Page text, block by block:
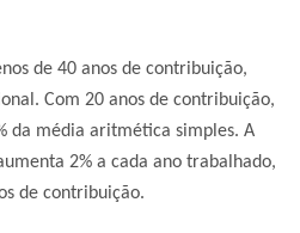
de 40 anos de contribuição,
Com 20 anos de contribuição,
da média aritmética simples. A
2% a cada ano trabalhado,
de contribuição.